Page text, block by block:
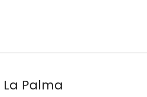
La Palma